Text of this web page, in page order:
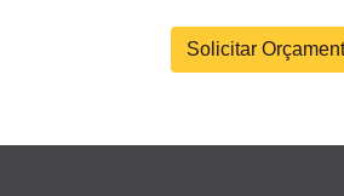
Solicitar